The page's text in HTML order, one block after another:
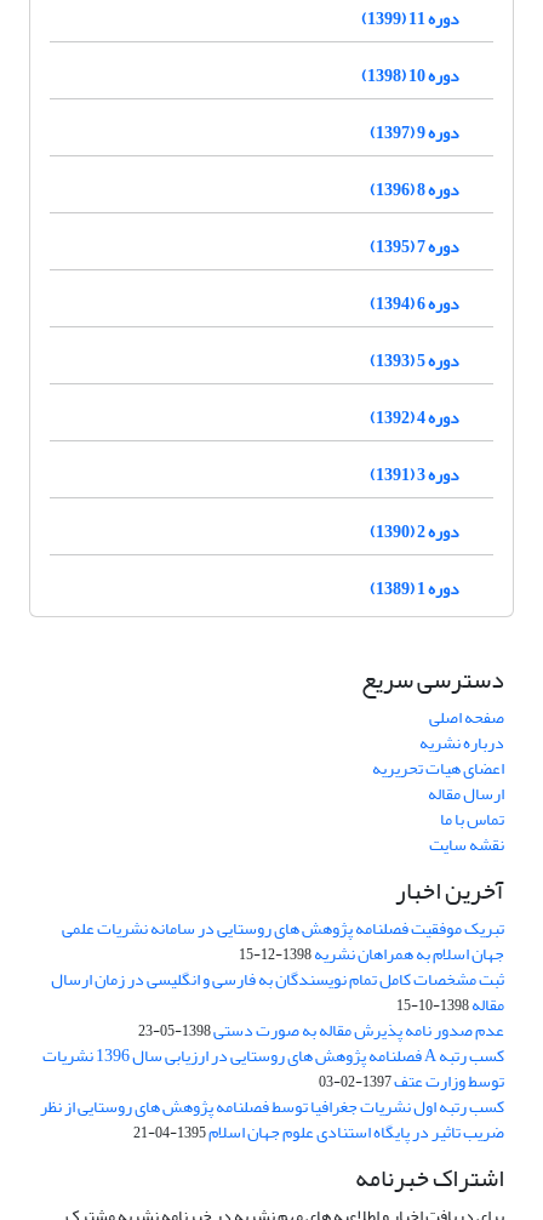
دوره 11 (1399)
دوره 10 (1398)
دوره 9 (1397)
دوره 8 (1396)
دوره 7 (1395)
دوره 6 (1394)
دوره 5 (1393)
دوره 4 (1392)
دوره 3 (1391)
دوره 2 (1390)
دوره 1 (1389)
دسترسی سریع
صفحه اصلی
درباره نشریه
اعضای هیات تحریریه
ارسال مقاله
تماس با ما
نقشه سایت
آخرین اخبار
تبریک موفقیت فصلنامه پژوهش های روستایی در سامانه نشریات علمی
جهان اسلام به همراهان نشریه1398-12-15
ثبت مشخصات کامل تمام نویسندگان به فارسی و انگلیسی در زمان ارسال
مقاله1398-10-15
عدم صدور نامه پذیرش مقاله به صورت دستی1398-05-23
کسب رتبه A فصلنامه پژوهش های روستایی در ارزیابی سال 1396 نشریات
توسط وزارت عتف1397-02-03
کسب رتبه اول نشریات جغرافیا توسط فصلنامه پژوهش های روستایی از نظر
ضریب تاثیر در پایگاه استنادی علوم جهان اسلام1395-04-21
اشتراک خبرنامه